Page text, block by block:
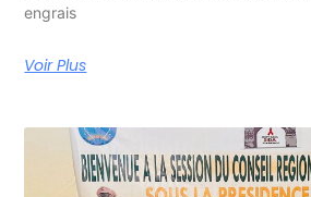
engrais
Voir Plus